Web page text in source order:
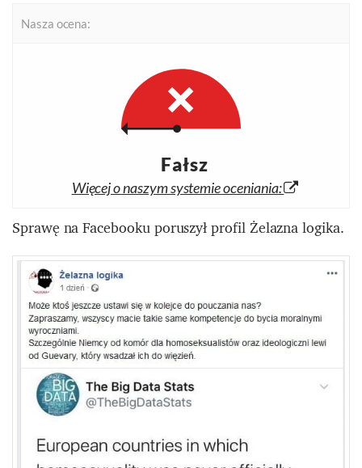
Nasza ocena:
Fałsz
Więcej o naszym systemie oceniania:
Sprawę na Facebooku poruszył profil Żelazna logika.